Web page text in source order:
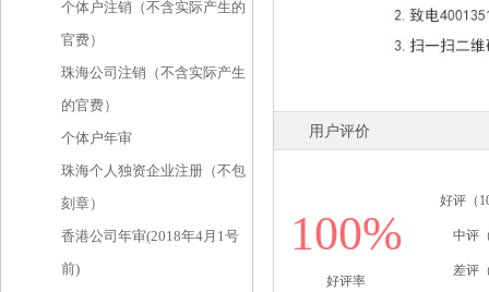
个体户注销（不含实际产生的
官费）
珠海公司注销（不含实际产生
的官费）
个体户年审
珠海个人独资企业注册（不包
刻章）
香港公司年审(2018年4月1号
前)
用户评价
100%
好评率
好评（
中评
差评